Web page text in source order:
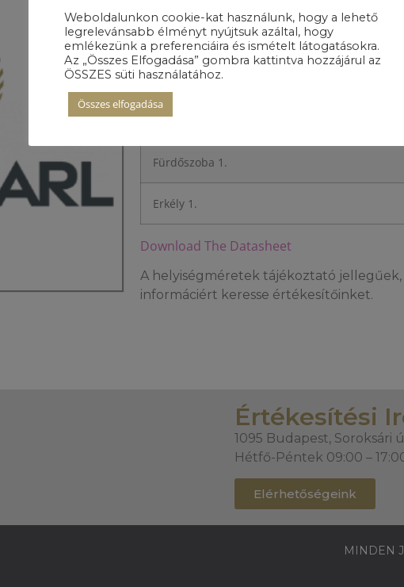
Konyha
Nappali+Étkező
Hálószoba 1.
Fürdőszoba 1.
Erkély 1.
Download The Datasheet
A helyiségméretek tájékoztató
informáciért keresse értékesítőinket.
Értékesítési
1095 Budapest, Soroksári
Hétfő-Péntek 09:00 –
Elérhetőségeink
MINDEN
Weboldalunkon cookie-kat használunk, hogy a lehető
legrelevánsabb élményt nyújtsuk azáltal, hogy
emlékezünk a preferenciáira és ismételt látogatásokra.
Az „Összes Elfogadása” gombra kattintva hozzájárul az
ÖSSZES süti használatához.
Összes elfogadása